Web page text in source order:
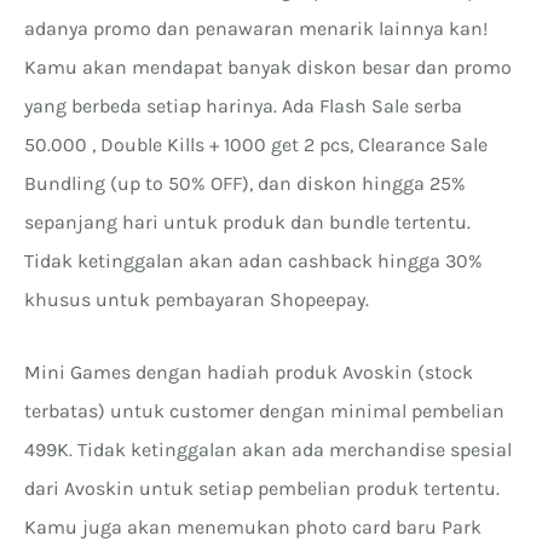
adanya promo dan penawaran menarik lainnya kan!
Kamu akan mendapat banyak diskon besar dan promo
yang berbeda setiap harinya. Ada Flash Sale serba
50.000 , Double Kills + 1000 get 2 pcs, Clearance Sale
Bundling (up to 50% OFF), dan diskon hingga 25%
sepanjang hari untuk produk dan bundle tertentu.
Tidak ketinggalan akan adan cashback hingga 30%
khusus untuk pembayaran Shopeepay.
Mini Games dengan hadiah produk Avoskin (stock
terbatas) untuk customer dengan minimal pembelian
499K. Tidak ketinggalan akan ada merchandise spesial
dari Avoskin untuk setiap pembelian produk tertentu.
Kamu juga akan menemukan photo card baru Park